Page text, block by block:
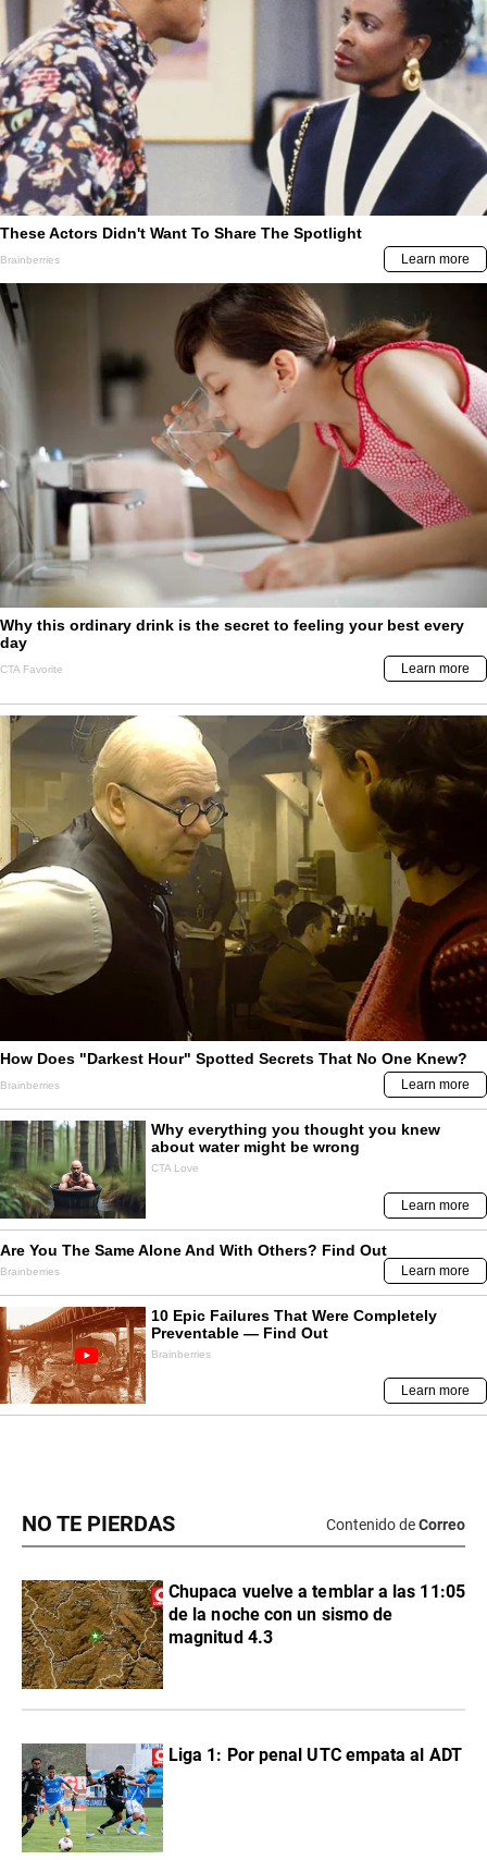
NO TE PIERDAS Contenido deCorreo
Chupaca vuelve a temblar a las 11:05
de la noche con un sismo de
magnitud 4.3
Liga 1: Por penal UTC empata al ADT